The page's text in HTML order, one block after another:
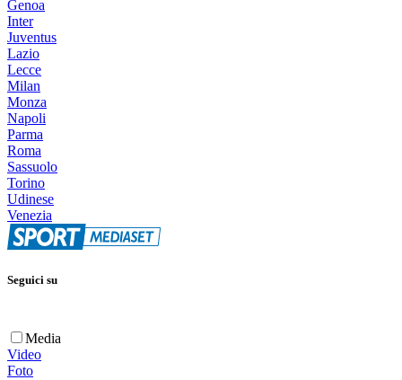
Genoa
Inter
Juventus
Lazio
Lecce
Milan
Monza
Napoli
Parma
Roma
Sassuolo
Torino
Udinese
Venezia
Seguici su
Media
Video
Foto